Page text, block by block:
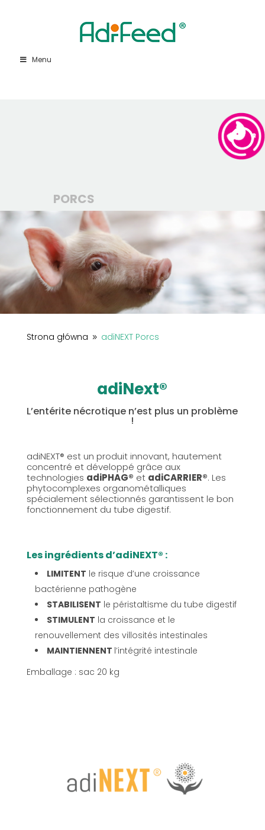
Menu
PORCS
Strona główna 9 adiNEXT Porcs
adiNext®
L’entérite nécrotique n’est plus un problème
!
adiNEXT® est un produit innovant, hautement
concentré et développé grâce aux
technologies adiPHAG® et adiCARRIER®. Les
phytocomplexes organométalliques
spécialement sélectionnés garantissent le bon
fonctionnement du tube digestif.
Les ingrédients d’adiNEXT® :
LIMITENT le risque d’une croissance
bactérienne pathogène
STABILISENT le péristaltisme du tube digestif
STIMULENT la croissance et le
renouvellement des villosités intestinales
MAINTIENNENT l’intégrité intestinale
Emballage : sac 20 kg